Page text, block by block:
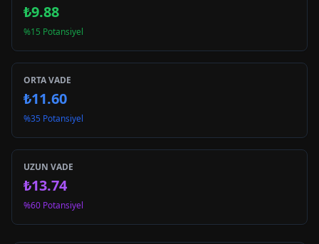
₺9.88
%15 Potansiyel
ORTA VADE
₺11.60
%35 Potansiyel
UZUN VADE
₺13.74
%60 Potansiyel